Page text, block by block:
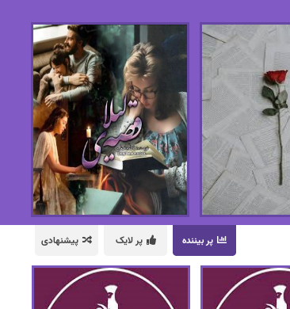
پر بیننده پر لایک پیشنهادی